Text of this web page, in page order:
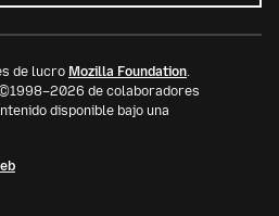
de lucro Mozilla Foundation.
de colaboradores
disponible bajo una